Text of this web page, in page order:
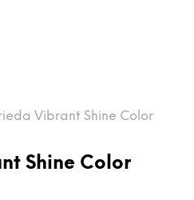
Vibrant Shine Color
Shine Color